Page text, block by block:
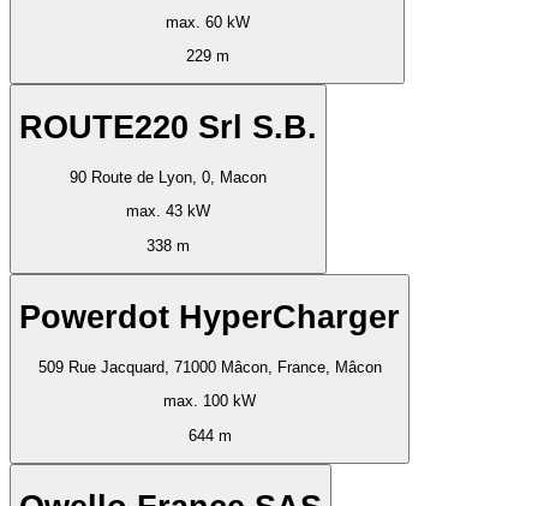
max. 60 kW
229 m
ROUTE220 Srl S.B.
90 Route de Lyon, 0, Macon
max. 43 kW
338 m
Powerdot HyperCharger
509 Rue Jacquard, 71000 Mâcon, France, Mâcon
max. 100 kW
644 m